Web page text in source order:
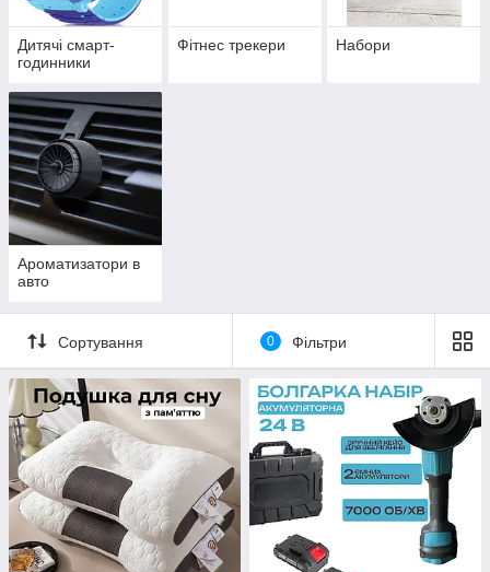
Дитячі смарт-
годинники
Фітнес трекери Набори
Ароматизатори в
авто
Сортування 0 Фільтри